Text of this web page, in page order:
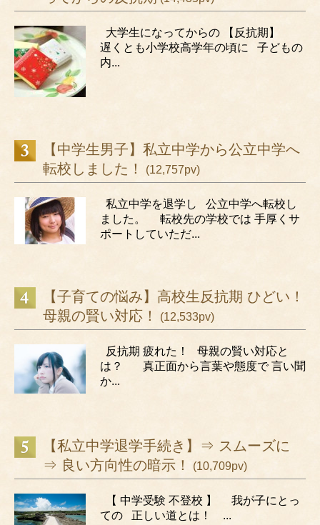
大学生になってからの 【反抗期】
遅くとも小学校高学年の頃に 子どもの
内...
【中学生男子】私立中学から公立中学へ
転校しました！
(12,757pv)
私立中学を退学し 公立中学へ転校し
ました。 転校先の学校では 手厚くサ
ポートしていただ...
【子育ての悩み】高校生反抗期 ひどい！
母親の賢い対応！
(12,533pv)
反抗期 疲れた！ 母親の賢い対応と
は？ 真正面から言葉や態度で 言い聞
か...
【私立中学退学手続き】⇒ スムーズに
⇒ 良い方向性の暗示！
(10,709pv)
【 中学受験 不登校 】 我が子にとっ
ての 正しい道とは！ ...